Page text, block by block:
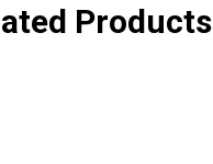
Products